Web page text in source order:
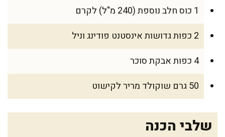
1 כוס חלב נוספת (240 מ"ל) לקרם
2 כפות גדושות אינסטנט פודינג וניל
4 כפות אבקת סוכר
50 גרם שוקולד מריר לקישוט
שלבי הכנה